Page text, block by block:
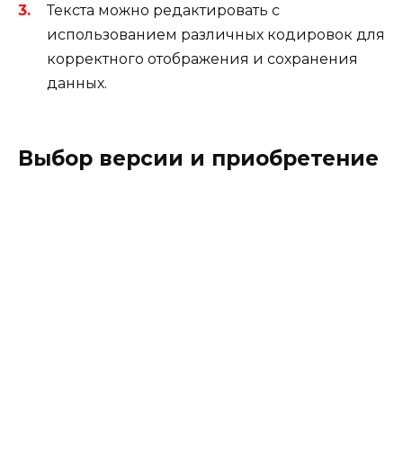
Текста можно редактировать с
использованием различных кодировок для
корректного отображения и сохранения
данных.
Выбор версии и приобретение